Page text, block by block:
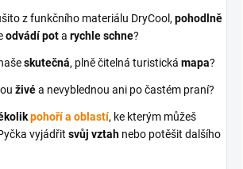
z funkčního materiálu DryCool, pohodlně
odvádí pota rychle schne?
skutečná, plně čitelná turistická mapa?
živéa nevyblednou ani po častém praní?
pohoří a oblastí, ke kterým můžeš
vyjádřit svůj vztah nebo potěšit dalšího